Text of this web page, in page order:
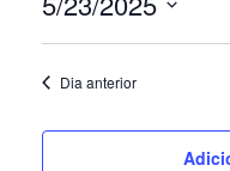
Selecione
Dia anterior